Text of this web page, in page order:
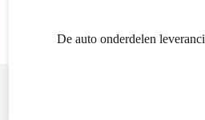
De auto onderdelen